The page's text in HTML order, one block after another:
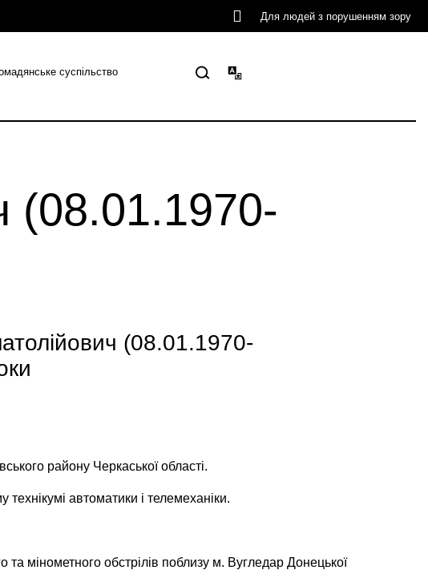
Для людей з порушенням зору
суспільство
(08.01.1970-
(08.01.1970-
району Черкаської області.
автоматики і телемеханіки.
та мінометного обстрілів поблизу м. Вугледар Донецької